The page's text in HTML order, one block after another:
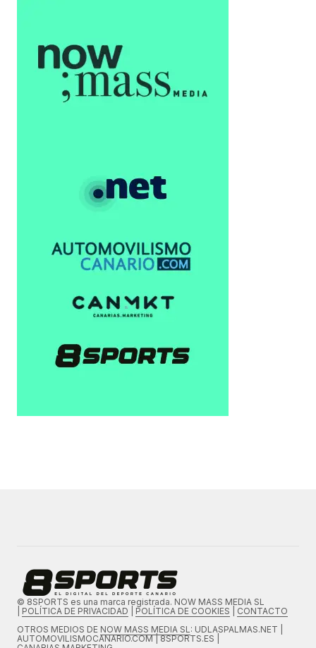
© 8SPORTS es una marca registrada. NOW MASS MEDIA SL
POLÍTICA DE PRIVACIDAD POLÍTICA DE COOKIES
CONTACTO
OTROS MEDIOS DE NOW MASS MEDIA SL: UDLASPALMAS.NET |
AUTOMOVILISMOCANARIO.COM | 8SPORTS.ES |